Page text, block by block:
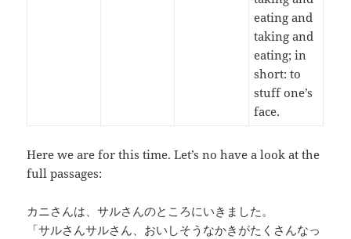
eating and
taking and
eating; in
short: to
stuff one’s
face.
Here we are for this time. Let’s no have a look at the
full passages:
カニさんは、サルさんのところにいきました。
「サルさんサルさん、おいしそうなかきがたくさんなっ